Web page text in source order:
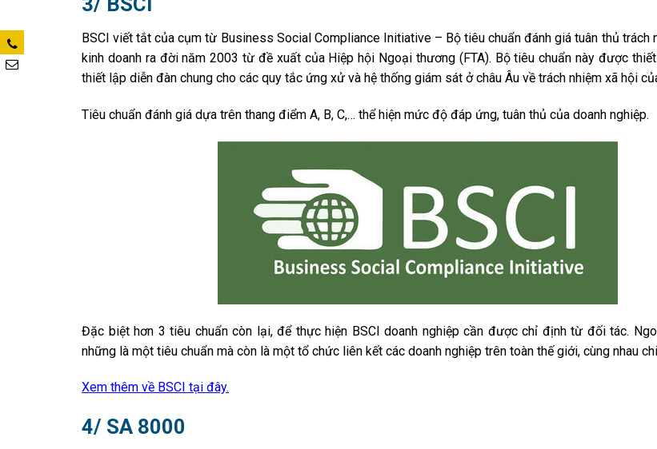
BSCI viết tắt của cụm từ Business Social Compliance Initiative – Bộ tiêu chuẩn đánh giá tuân thủ trách
kinh doanh ra đời năm 2003 từ đề xuất của Hiệp hội Ngoại thương (FTA). Bộ tiêu chuẩn này được
thiết lập diễn đàn chung cho các quy tắc ứng xử và hệ thống giám sát ở châu Âu về trách nhiệm xã hội
Tiêu chuẩn đánh giá dựa trên thang điểm A, B, C,… thể hiện mức độ đáp ứng, tuân thủ của doanh nghiệp.
Đặc biệt hơn 3 tiêu chuẩn còn lại, để thực hiện BSCI doanh nghiệp cần được chỉ định từ đối tác.
những là một tiêu chuẩn mà còn là một tổ chức liên kết các doanh nghiệp trên toàn thế giới, cùng nhau
Xem thêm về BSCI tại đây.
4/ SA 8000